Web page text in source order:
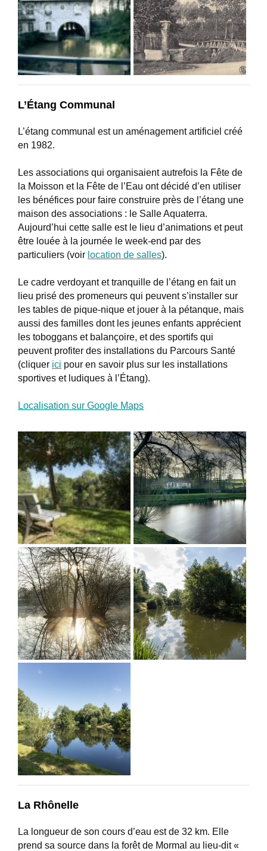
L’Étang Communal
L’étang communal est un aménagement artificiel créé
en 1982.
Les associations qui organisaient autrefois la Fête de
la Moisson et la Fête de l’Eau ont décidé d’en utiliser
les bénéfices pour faire construire près de l’étang une
maison des associations : le Salle Aquaterra.
Aujourd’hui cette salle est le lieu d’animations et peut
être louée à la journée le week-end par des
particuliers (voir location de salles).
Le cadre verdoyant et tranquille de l’étang en fait un
lieu prisé des promeneurs qui peuvent s’installer sur
les tables de pique-nique et jouer à la pétanque, mais
aussi des familles dont les jeunes enfants apprécient
les toboggans et balançoire, et des sportifs qui
peuvent profiter des installations du Parcours Santé
(cliquer ici pour en savoir plus sur les installations
sportives et ludiques à l’Étang).
Localisation sur Google Maps
La Rhônelle
La longueur de son cours d’eau est de 32 km. Elle
prend sa source dans la forêt de Mormal au lieu-dit «